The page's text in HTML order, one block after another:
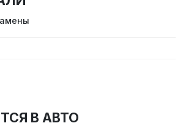
В АВТО